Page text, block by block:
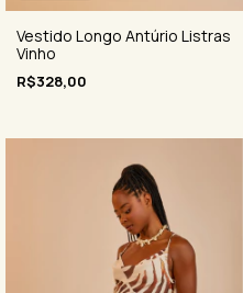
Vestido Longo Antúrio Listras
Vinho
R$328,00